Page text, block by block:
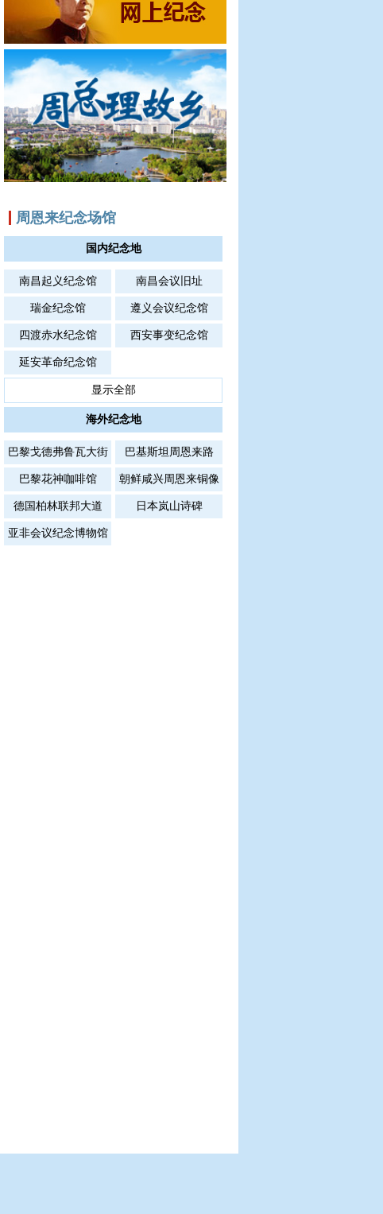
周恩来纪念场馆
国内纪念地
南昌起义纪念馆 南昌会议旧址
瑞金纪念馆 遵义会议纪念馆
四渡赤水纪念馆 西安事变纪念馆
延安革命纪念馆
显示全部
海外纪念地
巴黎戈德弗鲁瓦大街 巴基斯坦周恩来路
巴黎花神咖啡馆 朝鲜咸兴周恩来铜像
德国柏林联邦大道 日本岚山诗碑
亚非会议纪念博物馆